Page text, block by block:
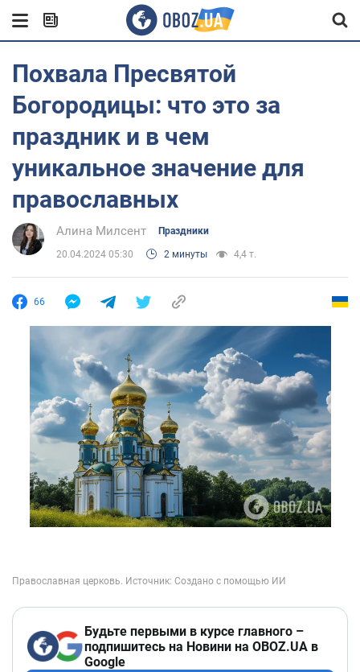
Похвала Пресвятой
Богородицы: что это за
праздник и в чем
уникальное значение для
православных
Алина Милсент Праздники
20.04.2024 05:30 2 минуты 4,4 т.
66
Будьте первыми в курсе главного –
подпишитесь на Новини на OBOZ.UA в
Google